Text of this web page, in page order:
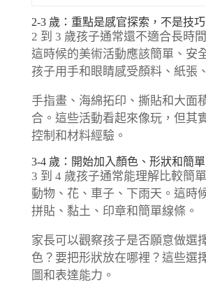
2-3 歲：重點是感官探索，不是技巧
2 到 3 歲孩子通常還不適合長時
這時候的美術活動應該簡單、安
孩子用手和眼睛感受顏料、紙張
手指畫、海綿拓印、撕貼和大面
合。這些活動看起來像玩，但其
控制和材料經驗。
3-4 歲：開始加入顏色、形狀和簡
3 到 4 歲孩子通常能理解比較簡
動物、花、車子、下雨天。這時
拼貼、黏土、印章和簡單線條。
家長可以觀察孩子是否願意做選
色？要把形狀放在哪裡？這些選
圖和表達能力。